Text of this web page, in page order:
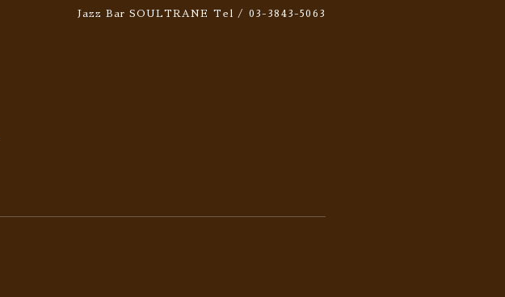
Jazz Bar SOULTRANE Tel / 03-3843-5063